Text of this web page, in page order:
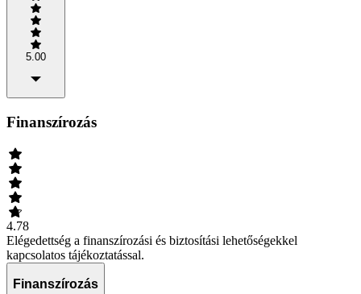
5.00
Finanszírozás
4.78
Elégedettség a finanszírozási és biztosítási lehetőségekkel
kapcsolatos tájékoztatással.
Finanszírozás